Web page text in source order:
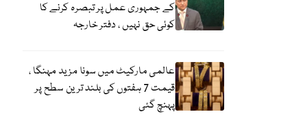
کے جمہوری عمل پر تبصرہ کرنے کا
کوئی حق نہیں ، دفتر خارجہ
عالمی مارکیٹ میں سونا مزید مہنگا ،
قیمت 7 ہفتوں کی بلند ترین سطح پر
پہنچ گئی